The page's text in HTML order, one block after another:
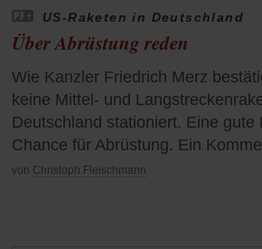
US-Raketen in Deutschland
Über Abrüstung reden
Wie Kanzler Friedrich Merz
keine Mittel- und
Deutschland stationiert. Eine gute
Chance für Abrüstung. Ein
von Christoph Fleischmann